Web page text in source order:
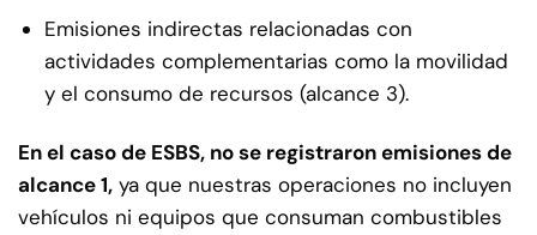
Emisiones indirectas relacionadas con
actividades complementarias como la movilidad
y el consumo de recursos (alcance 3).
En el caso de ESBS, no se registraron emisiones de
alcance 1, ya que nuestras operaciones no incluyen
vehículos ni equipos que consuman combustibles